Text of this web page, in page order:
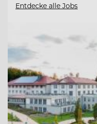
Entdecke alle Jobs